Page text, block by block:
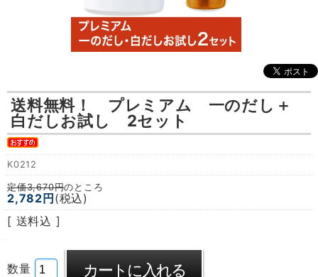
送料無料！
プレミアム 一のだし＋
白だしお試し 2セット
K0212
定価3,670円のところ
2,782円 (税込)
[ 送料込 ]
数量